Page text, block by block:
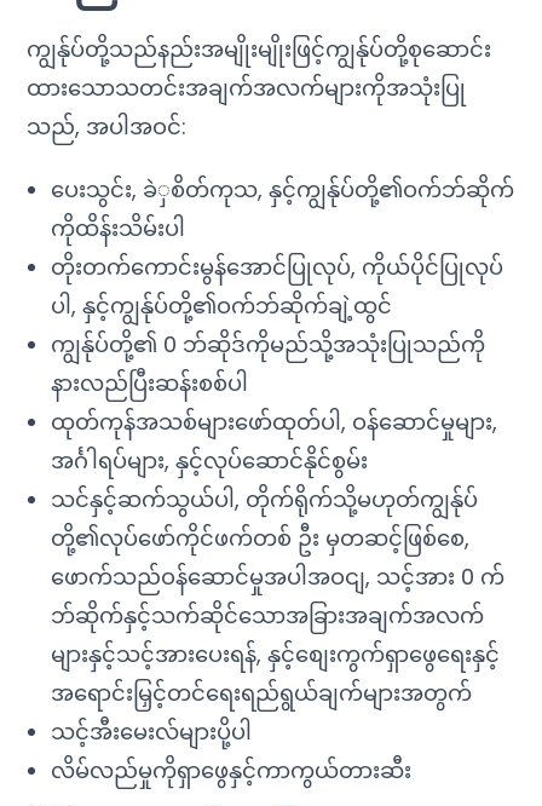
ကျွန်ုပ်တို့သည်နည်းအမျိုးမျိုးဖြင့်ကျွန်ုပ်တို့စုဆောင်း
ထားသောသတင်းအချက်အလက်များကိုအသုံးပြု
သည်, အပါအဝင်:
ပေးသွင်း, ခဲှစိတ်ကုသ, နှင့်ကျွန်ုပ်တို့၏ဝက်ဘ်ဆိုက်
ကိုထိန်းသိမ်းပါ
တိုးတက်ကောင်းမွန်အောင်ပြုလုပ်, ကိုယ်ပိုင်ပြုလုပ်
ပါ, နှင့်ကျွန်ုပ်တို့၏ဝက်ဘ်ဆိုက်ချဲ့ထွင်
ကျွန်ုပ်တို့၏ 0 ဘ်ဆိုဒ်ကိုမည်သို့အသုံးပြုသည်ကို
နားလည်ပြီးဆန်းစစ်ပါ
ထုတ်ကုန်အသစ်များဖော်ထုတ်ပါ, ဝန်ဆောင်မှုများ,
အင်္ဂါရပ်များ, နှင့်လုပ်ဆောင်နိုင်စွမ်း
သင်နှင့်ဆက်သွယ်ပါ, တိုက်ရိုက်သို့မဟုတ်ကျွန်ုပ်
တို့၏လုပ်ဖော်ကိုင်ဖက်တစ် ဦး မှတဆင့်ဖြစ်စေ,
ဖောက်သည်ဝန်ဆောင်မှုအပါအဝငျ, သင့်အား 0 က်
ဘ်ဆိုက်နှင့်သက်ဆိုင်သောအခြားအချက်အလက်
များနှင့်သင့်အားပေးရန်, နှင့်စျေးကွက်ရှာဖွေရေးနှင့်
အရောင်းမြှင့်တင်ရေးရည်ရွယ်ချက်များအတွက်
သင့်အီးမေးလ်များပို့ပါ
လိမ်လည်မှုကိုရှာဖွေနှင့်ကာကွယ်တားဆီး